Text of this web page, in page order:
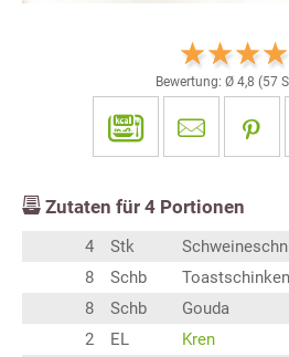
Bewertung: Ø 4,8 (57
Zutaten für 4 Portionen
4 Stk
8
Schb
Toastschinken
8
Schb
Gouda
2
EL
Kren